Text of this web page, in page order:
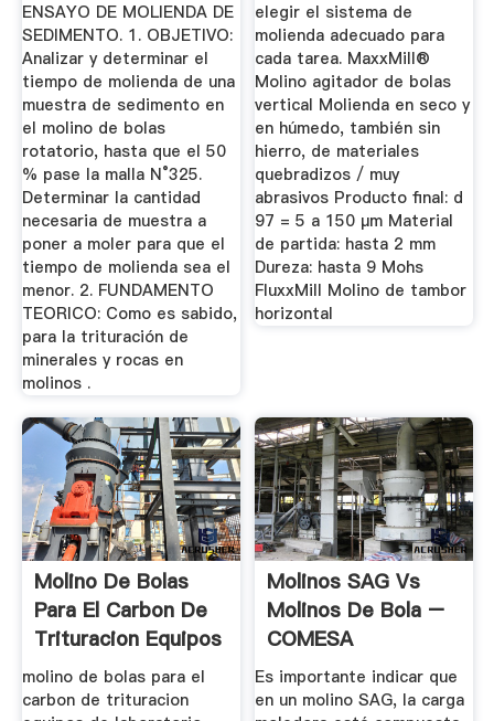
ENSAYO DE MOLIENDA DE
SEDIMENTO. 1. OBJETIVO:
Analizar y determinar el
tiempo de molienda de una
muestra de sedimento en
el molino de bolas
rotatorio, hasta que el 50
% pase la malla N°325.
Determinar la cantidad
necesaria de muestra a
poner a moler para que el
tiempo de molienda sea el
menor. 2. FUNDAMENTO
TEORICO: Como es sabido,
para la trituración de
minerales y rocas en
molinos .
elegir el sistema de
molienda adecuado para
cada tarea. MaxxMill®
Molino agitador de bolas
vertical Molienda en seco y
en húmedo, también sin
hierro, de materiales
quebradizos / muy
abrasivos Producto final: d
97 = 5 a 150 µm Material
de partida: hasta 2 mm
Dureza: hasta 9 Mohs
FluxxMill Molino de tambor
horizontal
Molino De Bolas
Para El Carbon De
Trituracion Equipos
De ...
molino de bolas para el
carbon de trituracion
Molinos SAG Vs
Molinos De Bola –
COMESA
Es importante indicar que
en un molino SAG, la carga